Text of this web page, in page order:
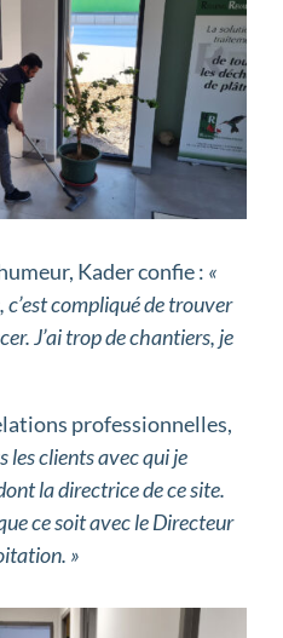
Kader confie : «
compliqué de trouver
J’ai trop de chantiers, je
professionnelles,
les clients avec qui je
la directrice de ce site.
ce soit avec le Directeur
»